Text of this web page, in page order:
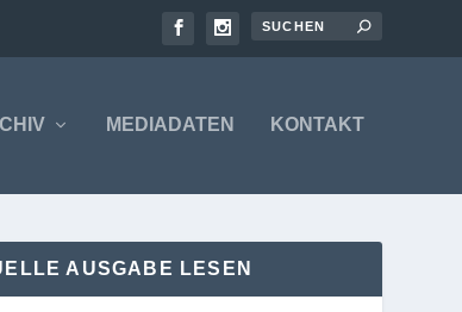
MEDIADATEN KONTAKT
AUSGABE LESEN